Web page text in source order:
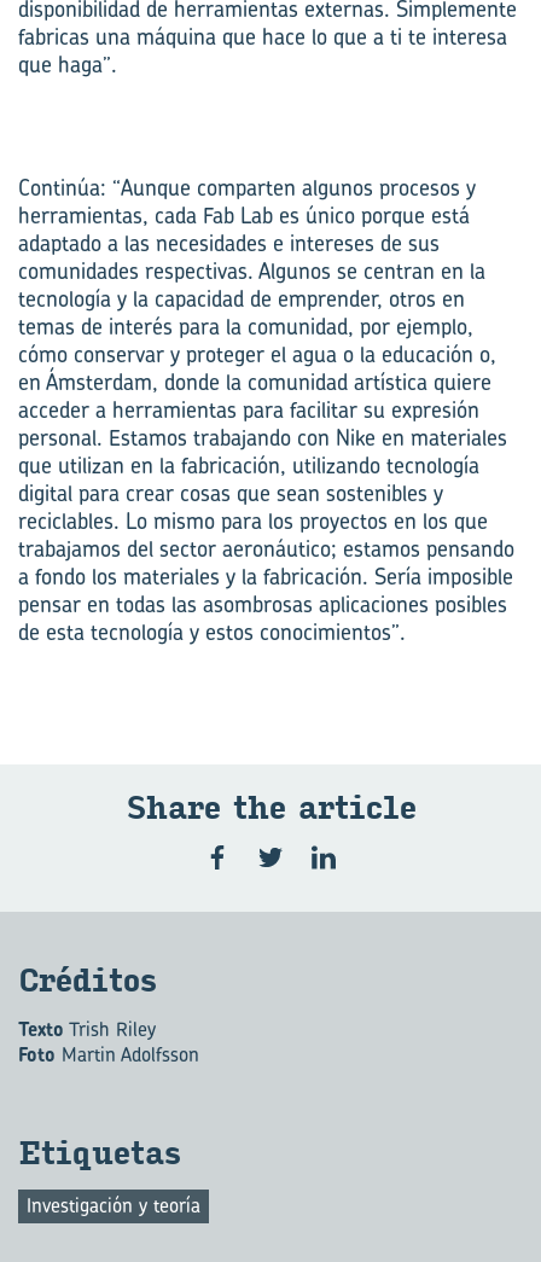
disponibilidad de herramientas externas. Simplemente
fabricas una máquina que hace lo que a ti te interesa
que haga”.
Continúa: “Aunque comparten algunos procesos y
herramientas, cada Fab Lab es único porque está
adaptado a las necesidades e intereses de sus
comunidades respectivas. Algunos se centran en la
tecnología y la capacidad de emprender, otros en
temas de interés para la comunidad, por ejemplo,
cómo conservar y proteger el agua o la educación o,
en Ámsterdam, donde la comunidad artística quiere
acceder a herramientas para facilitar su expresión
personal. Estamos trabajando con Nike en materiales
que utilizan en la fabricación, utilizando tecnología
digital para crear cosas que sean sostenibles y
reciclables. Lo mismo para los proyectos en los que
trabajamos del sector aeronáutico; estamos pensando
a fondo los materiales y la fabricación. Sería imposible
pensar en todas las asombrosas aplicaciones posibles
de esta tecnología y estos conocimientos”.
Share the ar­ti­cle
Cré­di­tos
Texto Trish Riley
Foto Martin Adolfsson
Eti­que­tas
Investigación y teoría